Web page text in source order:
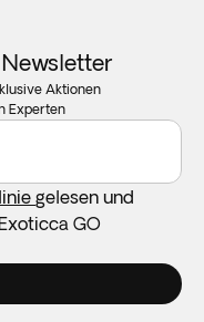
Aktionen
Experten
gelesen und
GO